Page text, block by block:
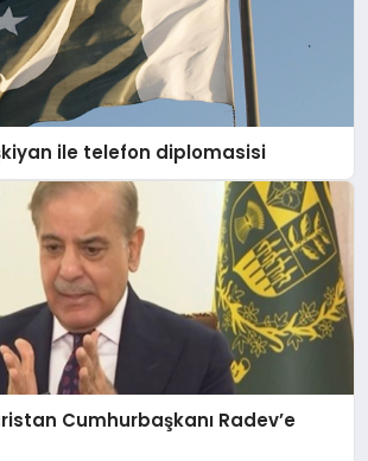
ile telefon diplomasisi
Cumhurbaşkanı Radev’e